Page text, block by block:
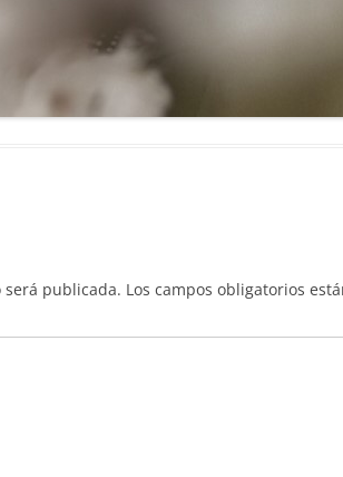
publicada. Los campos obligatorios